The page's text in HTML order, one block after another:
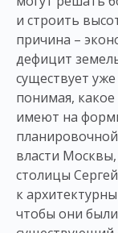
и строить
причина –
дефицит
существует
понимая,
имеют на
планировочной
власти
столицы
к
чтобы они